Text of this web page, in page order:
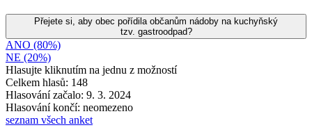
Přejete si, aby obec pořídila občanům nádoby na kuchyňský
tzv. gastroodpad?
ANO (80%)
NE (20%)
Hlasujte kliknutím na jednu z možností
Celkem hlasů: 148
Hlasování začalo: 9. 3. 2024
Hlasování končí: neomezeno
seznam všech anket